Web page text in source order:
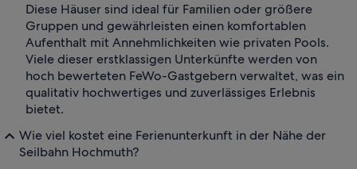
Diese Häuser sind ideal für Familien oder größere
Gruppen und gewährleisten einen komfortablen
Aufenthalt mit Annehmlichkeiten wie privaten Pools.
Viele dieser erstklassigen Unterkünfte werden von
hoch bewerteten FeWo-Gastgebern verwaltet, was ein
qualitativ hochwertiges und zuverlässiges Erlebnis
bietet.
Wie viel kostet eine Ferienunterkunft in der Nähe der
Seilbahn Hochmuth?